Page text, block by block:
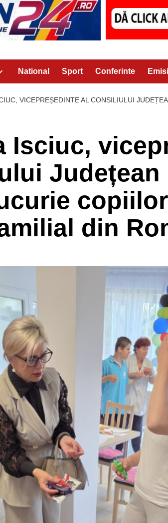
National Sport Conferinte
VICEPREȘEDINTE AL CONSILIULUI
Isciuc,
Județean
din